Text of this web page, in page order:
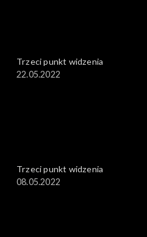
Trzeci punkt widzenia
22.05.2022
Trzeci punkt widzenia
08.05.2022